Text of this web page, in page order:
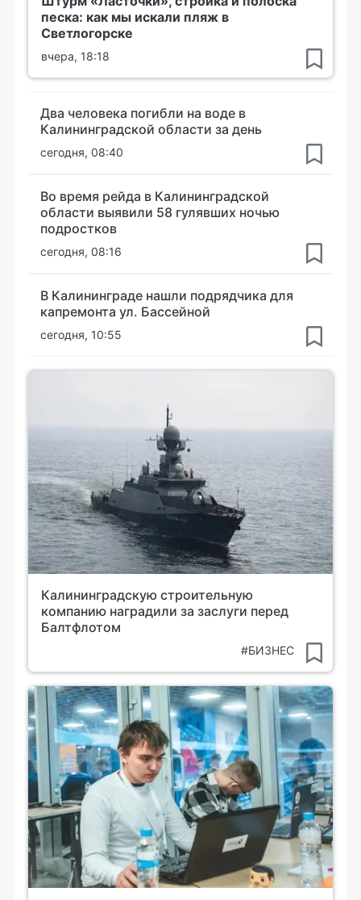
песка: как мы искали пляж в
Светлогорске
вчера, 18:18
Два человека погибли на воде в
Калининградской области за день
сегодня, 08:40
Во время рейда в Калининградской
области выявили 58 гулявших ночью
подростков
сегодня, 08:16
В Калининграде нашли подрядчика для
капремонта ул. Бассейной
сегодня, 10:55
Калининградскую строительную
компанию наградили за заслуги перед
Балтфлотом
#БИЗНЕС